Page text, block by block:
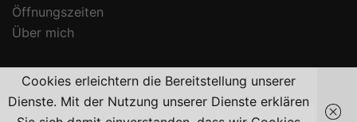
Öffnungszeiten
Über mich
Cookies erleichtern die Bereitstellung unserer
Dienste. Mit der Nutzung unserer Dienste erklären